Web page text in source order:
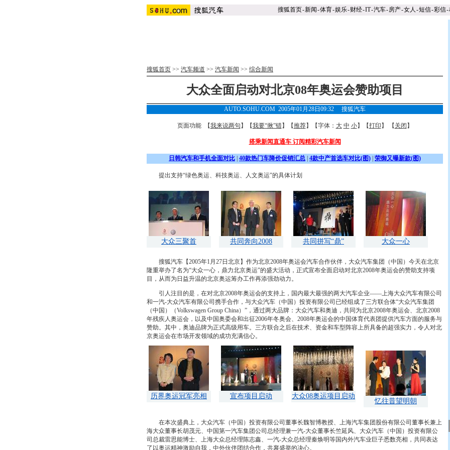
搜狐首页-新闻-体育-娱乐-财经-IT-汽车-房产-女人 -短信-彩信-
搜狐首页 >> 汽车频道 >> 汽车新闻 >> 综合新闻
大众全面启动对北京08年奥运会赞助项目
AUTO.SOHU.COM 2005年01月28日09:32 搜狐汽车
页面功能 【我来说两句 】【我要“揪”错】【推荐】【字体： 大 中 小】【打印 】 【 关闭 】
搭乘新闻直通车 订阅精彩汽车新闻
日韩汽车和手机全面对比 40款热门车降价促销汇总 4款中产首选车对比(图) 荣御又曝新款(图)
提出支持“绿色奥运、科技奥运、人文奥运”的具体计划
大众三聚首 共同奔向2008 共同拼写“鼎” 大众一心
搜狐汽车【2005年1月27日北京】作为北京2008年奥运会汽车合作伙伴，大众汽车集团（中国）今天在北京
隆重举办了名为“大众一心，鼎力北京奥运”的盛大活动，正式宣布全面启动对北京2008年奥运会的赞助支持项
目，从而为日益升温的北京奥运筹办工作再添强劲动力。
引人注目的是，在对北京2008年奥运会的支持上，国内最大最强的两大汽车企业——上海大众汽车有限公司
和一汽-大众汽车有限公司携手合作，与大众汽车（中国）投资有限公司已经组成了三方联合体“大众汽车集团
（中国）（Volkswagen Group China）”，通过两大品牌：大众汽车和奥迪，共同为北京2008年奥运会、北京2008
年残疾人奥运会，以及中国奥委会和出征2006年冬奥会、2008年奥运会的中国体育代表团提供汽车方面的服务与
赞助。其中，奥迪品牌为正式高级用车。三方联合之后在技术、资金和车型阵容上所具备的超强实力，令人对北
京奥运会在市场开发领域的成功充满信心。
历界奥运冠军亮相 宣布项目启动 大众08奥运项目启动
忆往昔望明朝
在本次盛典上，大众汽车（中国）投资有限公司董事长魏智博教授、上海汽车集团股份有限公司董事长兼上
海大众董事长胡茂元、中国第一汽车集团公司总经理兼一汽-大众董事长竺延风、大众汽车（中国）投资有限公
司总裁雷思能博士、上海大众总经理陈志鑫、一汽-大众总经理秦焕明等国内外汽车业巨子悉数亮相，共同表达
了以奥运精神激励自我，中外伙伴团结合作，共襄盛举的决心。